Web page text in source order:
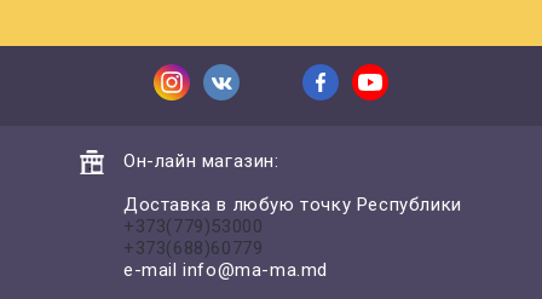
Он-лайн магазин:
Доставка в любую точку Республики
+373(779)53000
+373(688)60779
e-mailinfo@ma-ma.md